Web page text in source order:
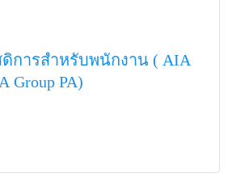
การสำหรับพนักงาน ( AIA
Group PA)